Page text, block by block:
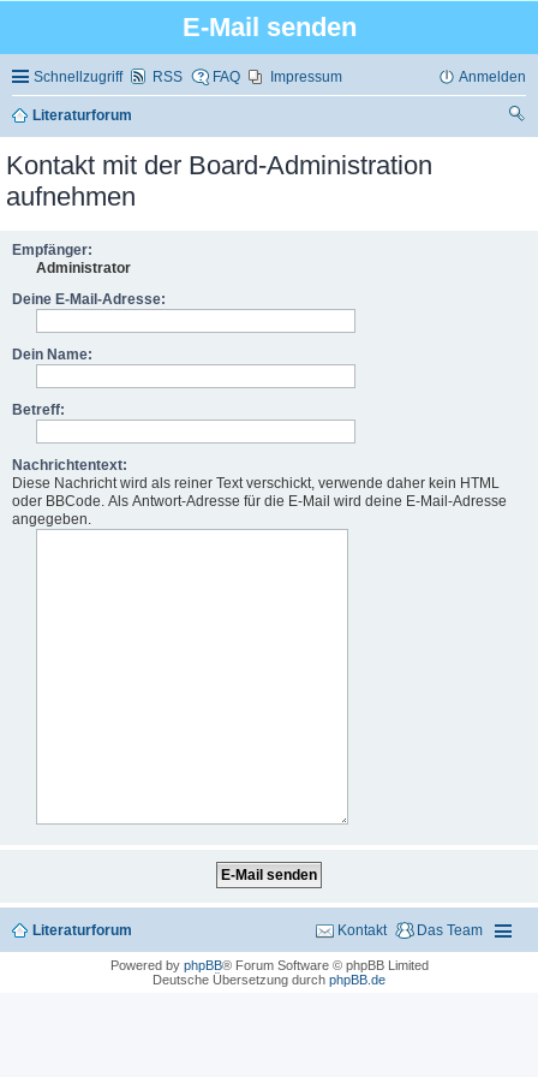
E-Mail senden
Schnellzugriff RSS FAQ Impressum Anmelden
Literaturforum
Kontakt mit der Board-Administration
aufnehmen
Empfänger:
Administrator
Deine E-Mail-Adresse:
Dein Name:
Betreff:
Nachrichtentext:
Diese Nachricht wird als reiner Text verschickt, verwende daher kein HTML
oder BBCode. Als Antwort-Adresse für die E-Mail wird deine E-Mail-Adresse
angegeben.
Literaturforum Das Team
Kontakt
Powered by phpBB® Forum Software © phpBB Limited
Deutsche Übersetzung durch phpBB.de